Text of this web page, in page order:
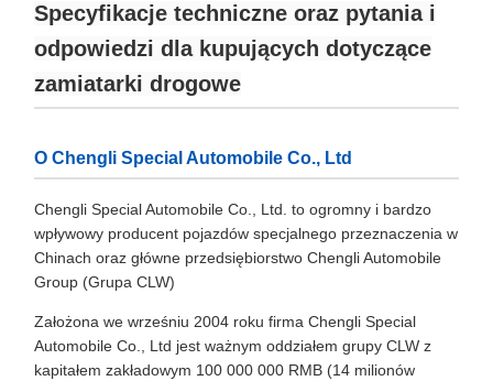
Specyfikacje techniczne oraz pytania i
odpowiedzi dla kupujących dotyczące
zamiatarki drogowe
O Chengli Special Automobile Co., Ltd
Chengli Special Automobile Co., Ltd. to ogromny i bardzo
wpływowy producent pojazdów specjalnego przeznaczenia w
Chinach oraz główne przedsiębiorstwo Chengli Automobile
Group (Grupa CLW)
Założona we wrześniu 2004 roku firma Chengli Special
Automobile Co., Ltd jest ważnym oddziałem grupy CLW z
kapitałem zakładowym 100 000 000 RMB (14 milionów